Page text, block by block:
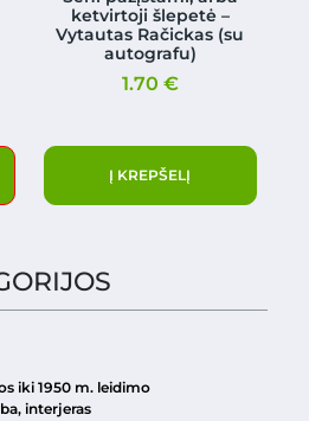
ketvirtoji šlepetė –
Vytautas Račickas (su
autografu)
1.70 €
Į KREPŠELĮ
iki 1950 m. leidimo
interjeras